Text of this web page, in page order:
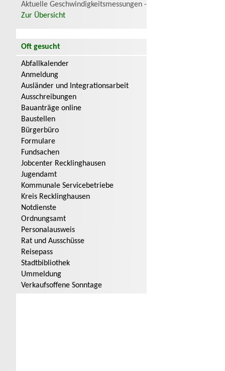
Aktuelle Geschwindigkeitsmessungen -
Zur Übersicht
Oft gesucht
Abfallkalender
Anmeldung
Ausländer und Integrationsarbeit
Ausschreibungen
Bauanträge online
Baustellen
Bürgerbüro
Formulare
Fundsachen
Jobcenter Recklinghausen
Jugendamt
Kommunale Servicebetriebe
Kreis Recklinghausen
Notdienste
Ordnungsamt
Personalausweis
Rat und Ausschüsse
Reisepass
Stadtbibliothek
Ummeldung
Verkaufsoffene Sonntage